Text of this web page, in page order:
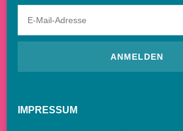
IMPRESSUM